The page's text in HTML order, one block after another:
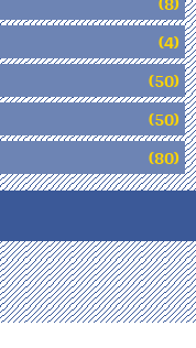
(4)
(50)
(50)
(80)